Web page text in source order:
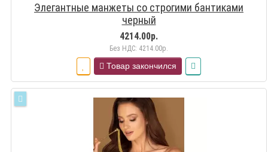
Элегантные манжеты со строгими бантиками
черный
4214.00р.
Без НДС: 4214.00р.
Товар закончился